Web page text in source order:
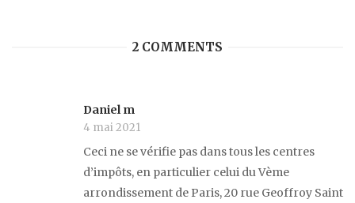
2 COMMENTS
Daniel m
4 mai 2021
Ceci ne se vérifie pas dans tous les centres
d’impôts, en particulier celui du Vème
arrondissement de Paris, 20 rue Geoffroy Saint